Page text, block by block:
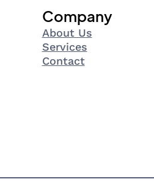
Company
About Us
Services
Contact